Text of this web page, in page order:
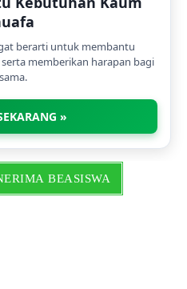
berarti untuk membantu
memberikan harapan bagi
»
BEASISWA